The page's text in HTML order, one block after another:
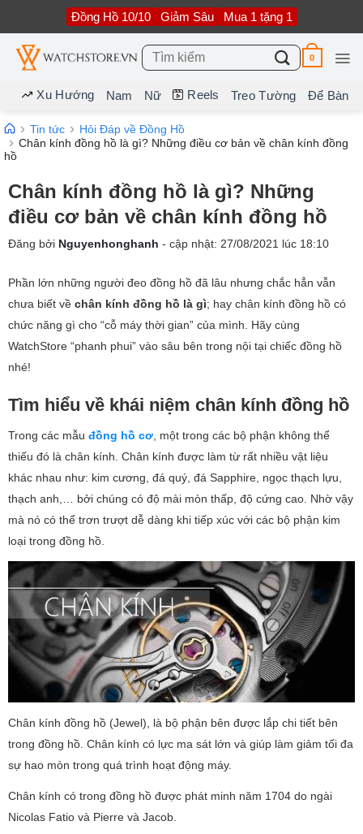
nội
dung
Đồng Hồ 10/10 Giảm Sâu Mua 1 tặng 1
Tìm
kiếm:
0
Xu Hướng Nam Nữ Reels Treo Tường Để Bàn
Tin tức
Hỏi Đáp về Đồng Hồ
Chân kính đồng hồ là gì? Những điều cơ bản về chân kính đồng
hồ
Chân kính đồng hồ là gì? Những
điều cơ bản về chân kính đồng hồ
Đăng bởi Nguyenhonghanh - cập nhật: 27/08/2021 lúc 18:10
Phần lớn những người đeo đồng hồ đã lâu nhưng chắc hẳn vẫn
chưa biết về chân kính đồng hồ là gì; hay chân kính đồng hồ có
chức năng gì cho “cỗ máy thời gian” của mình. Hãy cùng
WatchStore “phanh phui” vào sâu bên trong nội tại chiếc đồng hồ
nhé!
Tìm hiểu về khái niệm chân kính đồng hồ
Trong các mẫu đồng hồ cơ , một trong các bộ phận không thể
thiếu đó là chân kính. Chân kính được làm từ rất nhiều vật liệu
khác nhau như: kim cương, đá quý, đá Sapphire, ngọc thạch lựu,
thạch anh,… bởi chúng có độ mài mòn thấp, độ cứng cao. Nhờ vậy
mà nó có thể trơn trượt dễ dàng khi tiếp xúc với các bộ phận kim
loại trong đồng hồ.
Chân kính đồng hồ (Jewel), là bộ phận bên được lắp chi tiết bên
trong đồng hồ. Chân kính có lực ma sát lớn và giúp làm giảm tối đa
sự hao mòn trong quá trình hoạt động máy.
Chân kính có trong đồng hồ được phát minh năm 1704 do ngài
Nicolas Fatio và Pierre và Jacob.